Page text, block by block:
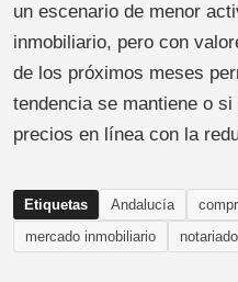
un escenario de menor
inmobiliario, pero con
de los próximos meses
tendencia se mantiene o
precios en línea con la
Etiquetas Andalucía
mercado inmobiliario
notariado